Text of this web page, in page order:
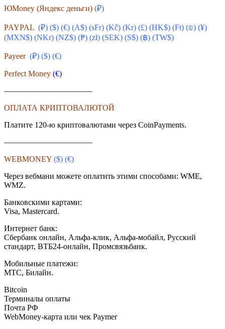
ЮMoney (Яндекс деньги) (₽)
PAYPAL (₽) ($) (€) (A$) (sFr) (Kč) (Kr) (£) (HK$) (Ft) (₪) (¥)
(MXN$) (NKr) (NZ$) (₱) (zł) (SEK) (S$) (฿) (TW$)
Payeer (₽) ($) (€)
Perfect Money (€)
———————————
ОПЛАТА КРИПТОВАЛЮТОЙ
Платите 120-ю криптовалютами через CoinPayments.
———————————
WEBMONEY ($) (€)
Через вебмани можете оплатить этими способами: WME,
WMZ.
Банковскими картами:
Visa, Mastercard.
Интернет банк:
Сбербанк онлайн, Альфа-клик, Альфа-мобайл, Русский
стандарт, ВТБ24-онлайн, Промсвязьбанк.
Мобильные платежи:
МТС, Билайн.
Bitcoin
Терминалы оплаты
Почта РФ
WebMoney-карта или чек Paymer